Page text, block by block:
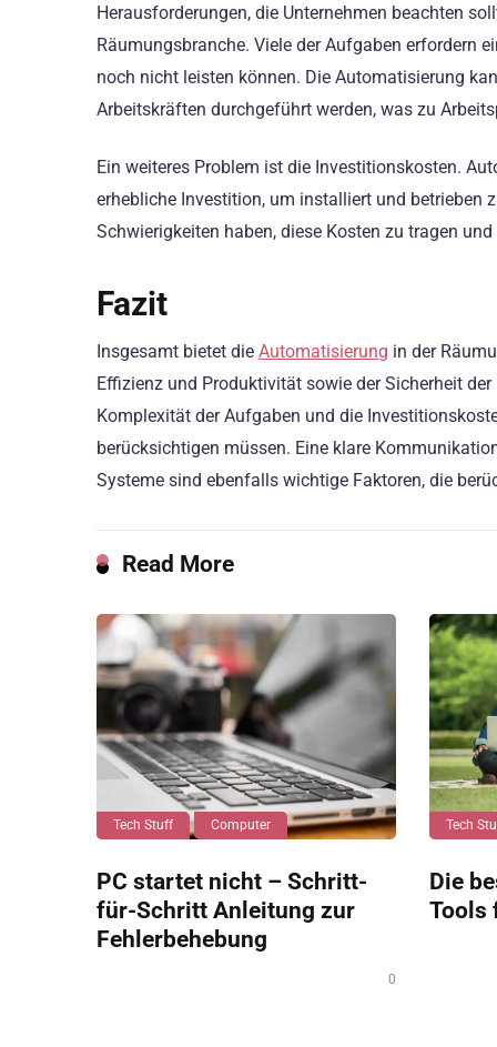
Herausforderungen, die Unternehmen beachten
Räumungsbranche. Viele der Aufgaben erfordern
noch nicht leisten können. Die Automatisierung
Arbeitskräften durchgeführt werden, was zu
Ein weiteres Problem ist die Investitionskosten.
erhebliche Investition, um installiert und betrieben
Schwierigkeiten haben, diese Kosten zu tragen
Fazit
Insgesamt bietet die Automatisierung in der
Effizienz und Produktivität sowie der Sicherheit
Komplexität der Aufgaben und die
berücksichtigen müssen. Eine klare
Systeme sind ebenfalls wichtige Faktoren, die
Read More
Tech Stuff Computer
PC startet nicht – Schritt-
für-Schritt Anleitung zur
Fehlerbehebung
0
Tech
Die
Tools